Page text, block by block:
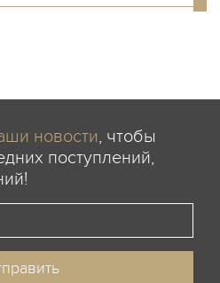
новости, чтобы
поступлений,